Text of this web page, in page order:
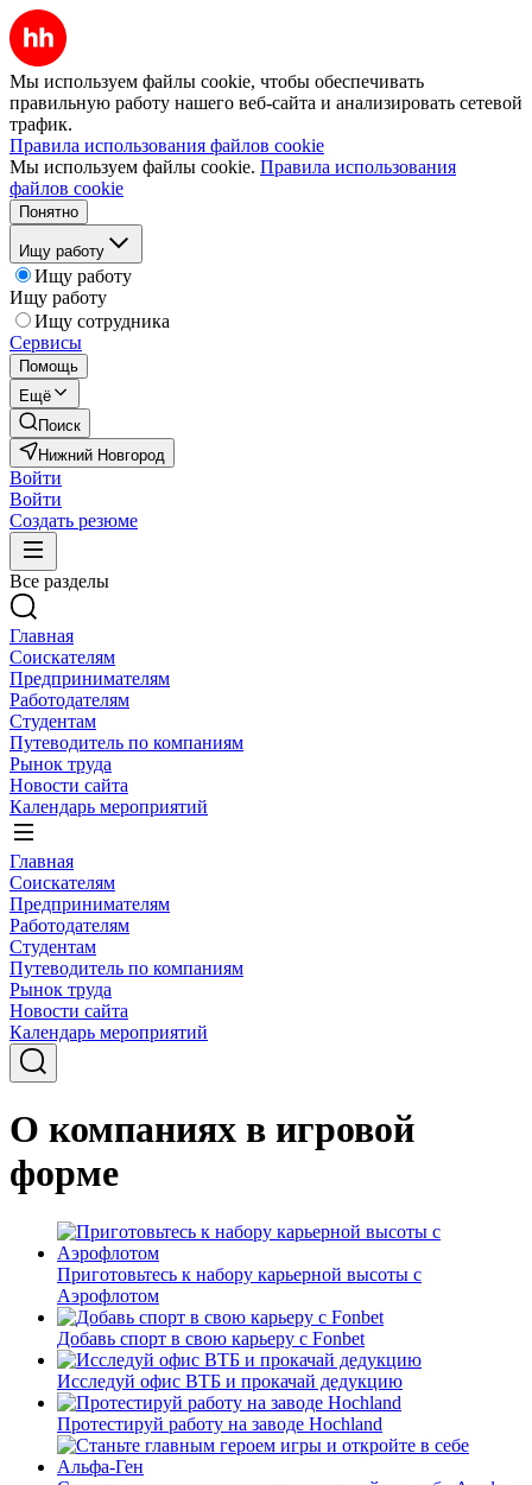
Мы используем файлы cookie, чтобы обеспечивать
правильную работу нашего веб-сайта и анализировать сетевой
трафик.
Правила использования файлов cookie
Мы используем файлы cookie. Правила использования
файлов cookie
Понятно
Ищу работу
Ищу работу
Ищу работу
Ищу сотрудника
Сервисы
Помощь
Ещё
Поиск
Нижний Новгород
Войти
Войти
Создать резюме
Все разделы
Главная
Соискателям
Предпринимателям
Работодателям
Студентам
Путеводитель по компаниям
Рынок труда
Новости сайта
Календарь мероприятий
Главная
Соискателям
Предпринимателям
Работодателям
Студентам
Путеводитель по компаниям
Рынок труда
Новости сайта
Календарь мероприятий
О компаниях в игровой
форме
Приготовьтесь к набору карьерной высоты с
Аэрофлотом
Добавь спорт в свою карьеру с Fonbet
Исследуй офис ВТБ и прокачай дедукцию
Протестируй работу на заводе Hochland